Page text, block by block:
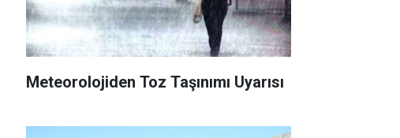
Meteorolojiden Toz Taşınımı Uyarısı